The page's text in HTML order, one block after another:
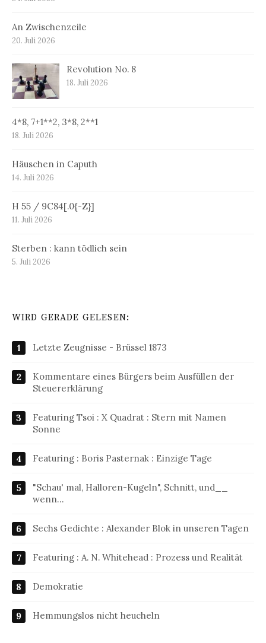
An Zwischenzeile
20. Juli 2026
Revolution No. 8
18. Juli 2026
4*8, 7+1**2, 3*8, 2**1
18. Juli 2026
Häuschen in Caputh
14. Juli 2026
H 55 / 9C84[.0{-Z}]
11. Juli 2026
Sterben : kann tödlich sein
5. Juli 2026
WIRD GERADE GELESEN:
Letzte Zeugnisse - Brüssel 1873
Kommentare eines Bürgers beim Ausfüllen der
Steuererklärung
Featuring Tsoi : X Quadrat : Stern mit Namen
Sonne
Featuring : Boris Pasternak : Einzige Tage
"Schau' mal, Halloren-Kugeln", Schnitt, und__
wenn…
Sechs Gedichte : Alexander Blok in unseren Tagen
Featuring : A. N. Whitehead : Prozess und Realität
Demokratie
Hemmungslos nicht heucheln